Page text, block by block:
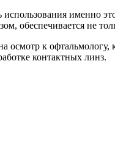
именно
обеспечивается не
осмотр к
контактных линз.